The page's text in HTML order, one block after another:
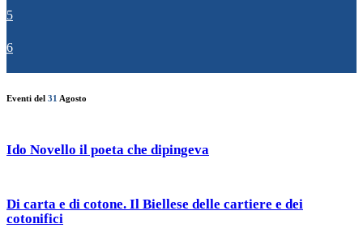
5
6
Eventi del 31 Agosto
Ido Novello il poeta che dipingeva
Di carta e di cotone. Il Biellese delle cartiere e dei
cotonifici